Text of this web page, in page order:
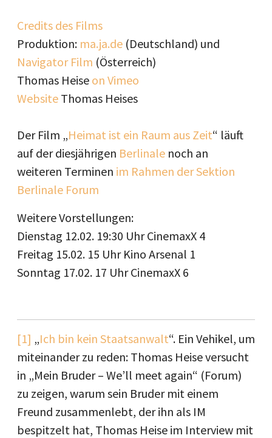
Credits des Films
Produktion: ma.ja.de (Deutschland) und
Navigator Film (Österreich)
Thomas Heise on Vimeo
Website Thomas Heises
Der Film „Heimat ist ein Raum aus Zeit“ läuft
auf der diesjährigen Berlinale noch an
weiteren Terminen im Rahmen der Sektion
Berlinale Forum
Weitere Vorstellungen:
Dienstag 12.02. 19:30 Uhr CinemaxX 4
Freitag 15.02. 15 Uhr Kino Arsenal 1
Sonntag 17.02. 17 Uhr CinemaxX 6
[1] „Ich bin kein Staatsanwalt“. Ein Vehikel, um
miteinander zu reden: Thomas Heise versucht
in „Mein Bruder – We’ll meet again“ (Forum)
zu zeigen, warum sein Bruder mit einem
Freund zusammenlebt, der ihn als IM
bespitzelt hat, Thomas Heise im Interview mit